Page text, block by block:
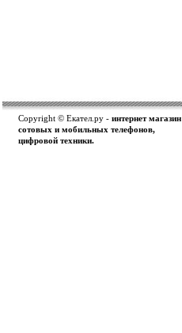
Copyright © Екател.ру - интернет магазин
сотовых и мобильных телефонов,
цифровой техники.